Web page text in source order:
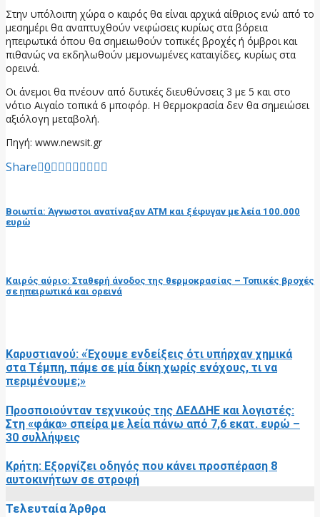
Στην υπόλοιπη χώρα ο καιρός θα είναι αρχικά αίθριος ενώ από το
μεσημέρι θα αναπτυχθούν νεφώσεις κυρίως στα βόρεια
ηπειρωτικά όπου θα σημειωθούν τοπικές βροχές ή όμβροι και
πιθανώς να εκδηλωθούν μεμονωμένες καταιγίδες, κυρίως στα
ορεινά.
Οι άνεμοι θα πνέουν από δυτικές διευθύνσεις 3 με 5 και στο
νότιο Αιγαίο τοπικά 6 μποφόρ. Η θερμοκρασία δεν θα σημειώσει
αξιόλογη μεταβολή.
Πηγή: www.newsit.gr
Share 0
Βοιωτία: Άγνωστοι ανατίναξαν ATM και ξέφυγαν με λεία 100.000
ευρώ
Καιρός αύριο: Σταθερή άνοδος της θερμοκρασίας – Τοπικές βροχές
σε ηπειρωτικά και ορεινά
Καρυστιανού: «Έχουμε ενδείξεις ότι υπήρχαν χημικά
στα Τέμπη, πάμε σε μία δίκη χωρίς ενόχους, τι να
περιμένουμε;»
Προσποιούνταν τεχνικούς της ΔΕΔΔΗΕ και λογιστές:
Στη «φάκα» σπείρα με λεία πάνω από 7,6 εκατ. ευρώ –
30 συλλήψεις
Κρήτη: Εξοργίζει οδηγός που κάνει προσπέραση 8
αυτοκινήτων σε στροφή
Τελευταία Άρθρα